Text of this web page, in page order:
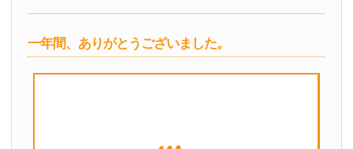
一年間、ありがとうございました。